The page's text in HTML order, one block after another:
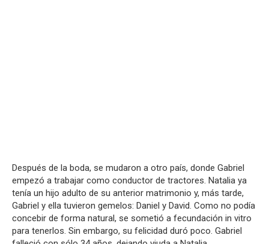
Después de la boda, se mudaron a otro país, donde Gabriel
empezó a trabajar como conductor de tractores. Natalia ya
tenía un hijo adulto de su anterior matrimonio y, más tarde,
Gabriel y ella tuvieron gemelos: Daniel y David. Como no podía
concebir de forma natural, se sometió a fecundación in vitro
para tenerlos. Sin embargo, su felicidad duró poco. Gabriel